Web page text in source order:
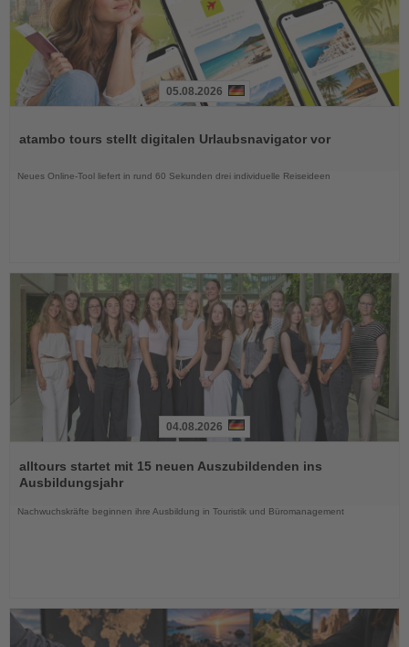
die
05.08.2026
atambo tours stellt digitalen Urlaubsnavigator vor
Neues Online-Tool liefert in rund 60 Sekunden drei individuelle Reiseideen
Sie
die
04.08.2026
alltours startet mit 15 neuen Auszubildenden ins
Ausbildungsjahr
Nachwuchskräfte beginnen ihre Ausbildung in Touristik und Büromanagement